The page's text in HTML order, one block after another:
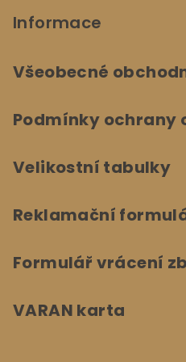
Informace
Všeobecné
Podmínky ochrany
Velikostní tabulky
Reklamační
Formulář vrácení
VARAN karta